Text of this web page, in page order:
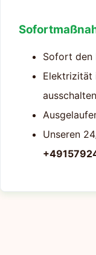
Sofort den
Elektrizität
ausschalten
Unseren